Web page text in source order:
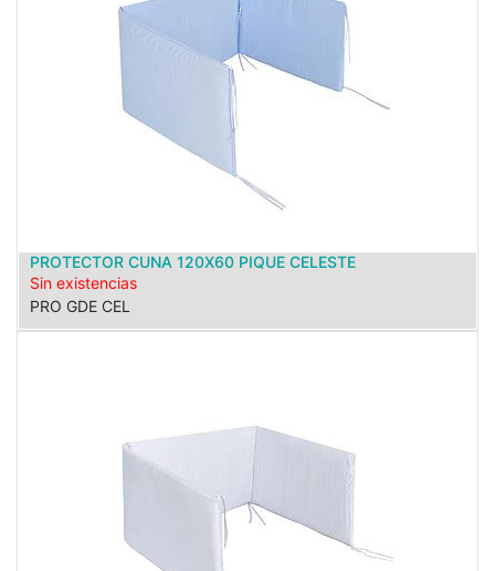
PROTECTOR CUNA 120X60 PIQUE CELESTE
Sin existencias
PRO GDE CEL